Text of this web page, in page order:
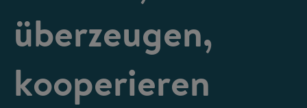
überzeugen,
kooperieren